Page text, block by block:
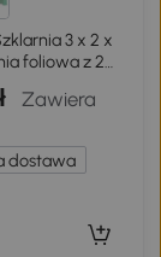
3 x 2 x
foliowa z 2
i 6
zielona
Zawiera
dostawa